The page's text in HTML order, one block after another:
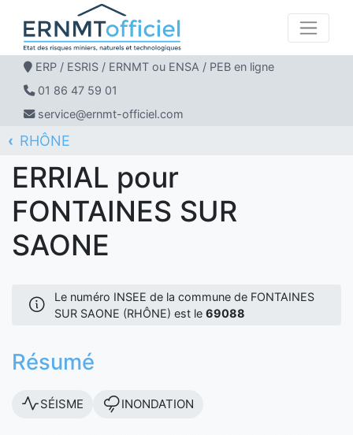
ERP / ESRIS / ERNMT ou ENSA / PEB en ligne
01 86 47 59 01
service@ernmt-officiel.com
ERNMT Officiel
ERRIAL
RHÔNE
FONTAINES SUR SAONE
ERRIAL pour
FONTAINES SUR
SAONE
Le numéro INSEE de la commune de FONTAINES
SUR SAONE (RHÔNE) est le 69088
Résumé
SÉISME INONDATION